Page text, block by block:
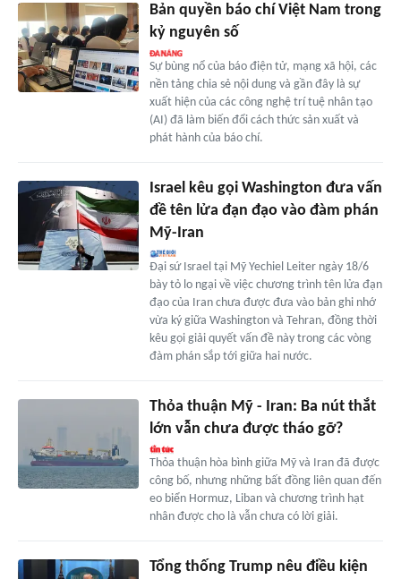
Bản quyền báo chí Việt Nam trong
kỷ nguyên số
Sự bùng nổ của báo điện tử, mạng xã hội, các
nền tảng chia sẻ nội dung và gần đây là sự
xuất hiện của các công nghệ trí tuệ nhân tạo
(AI) đã làm biến đổi cách thức sản xuất và
phát hành của báo chí.
Israel kêu gọi Washington đưa vấn
đề tên lửa đạn đạo vào đàm phán
Mỹ-Iran
Đại sứ Israel tại Mỹ Yechiel Leiter ngày 18/6
bày tỏ lo ngại về việc chương trình tên lửa đạn
đạo của Iran chưa được đưa vào bản ghi nhớ
vừa ký giữa Washington và Tehran, đồng thời
kêu gọi giải quyết vấn đề này trong các vòng
đàm phán sắp tới giữa hai nước.
Thỏa thuận Mỹ - Iran: Ba nút thắt
lớn vẫn chưa được tháo gỡ?
Thỏa thuận hòa bình giữa Mỹ và Iran đã được
công bố, nhưng những bất đồng liên quan đến
eo biển Hormuz, Liban và chương trình hạt
nhân được cho là vẫn chưa có lời giải.
Tổng thống Trump nêu điều kiện